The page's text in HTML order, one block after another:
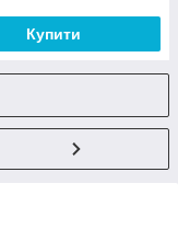
Купити